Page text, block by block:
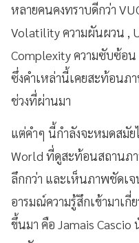
หลายคนคงทราบดีกว่า
Volatility ความผันผวน ,
Complexity ความซับซ้อน
ซึ่งคำเหล่านี้เคยสะท้อนภ
ช่วงที่ผ่านมา
แต่คำๆ นี้กำลังจะหมดสมัย
World ที่ดูสะท้อนสถานภา
ลึกกว่า และเห็นภาพชัดเจ
อารมณ์ความรู้สึกเข้ามาเ
ขึ้นมา คือ Jamais Cascio